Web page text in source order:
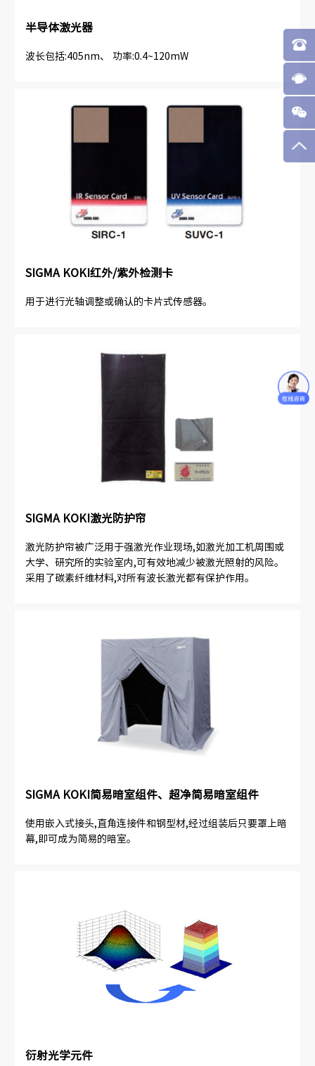
半导体激光器
波长包括:405nm、 功率:0.4~120mW
SIGMA KOKI红外/紫外检测卡
用于进行光轴调整或确认的卡片式传感器。
SIGMA KOKI激光防护帘
激光防护帘被广泛用于强激光作业现场,如激光加工机周围或
大学、研究所的实验室内,可有效地减少被激光照射的风险。
采用了碳素纤维材料,对所有波长激光都有保护作用。
SIGMA KOKI简易暗室组件、超净简易暗室组件
使用嵌入式接头,直角连接件和钢型材,经过组装后只要罩上暗
幕,即可成为简易的暗室。
衍射光学元件